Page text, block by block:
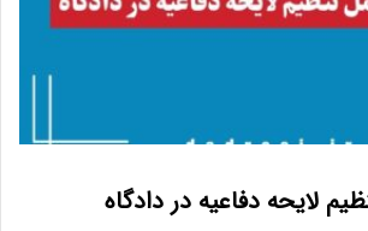
لایحه دفاعیه در دادگاه